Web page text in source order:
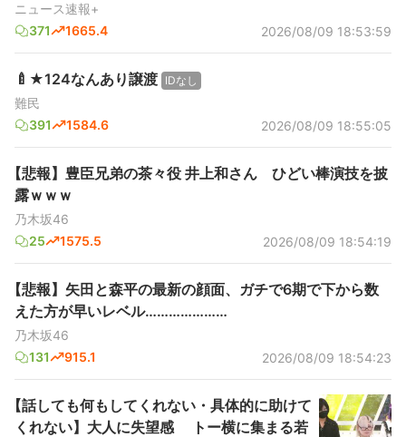
ニュース速報+
371
1665.4 2026/08/09 18:53:59
🍼★124なんあり譲渡 IDなし
難民
391
1584.6 2026/08/09 18:55:05
【悲報】豊臣兄弟の茶々役 井上和さん ひどい棒演技を披
露ｗｗｗ
乃木坂46
25
1575.5 2026/08/09 18:54:19
【悲報】矢田と森平の最新の顔面、ガチで6期で下から数
えた方が早いレベル…………………
乃木坂46
131
915.1 2026/08/09 18:54:23
【話しても何もしてくれない・具体的に助けて
くれない】大人に失望感 トー横に集まる若